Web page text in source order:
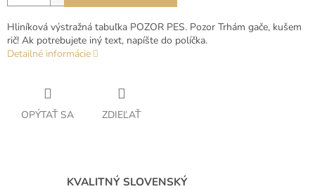
Hliníková výstražná tabuľka POZOR PES. Pozor Trhám gače, kušem
rič! Ak potrebujete iný text, napíšte do políčka.
Detailné informácie
OPÝTAŤ SA ZDIEĽAŤ
KVALITNÝ SLOVENSKÝ